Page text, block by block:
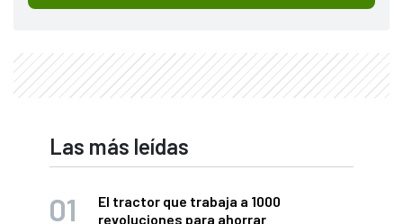
Las más leídas
El tractor que trabaja a 1000
revoluciones para ahorrar